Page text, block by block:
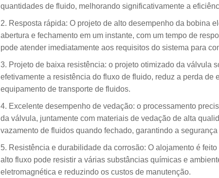
quantidades de fluido, melhorando significativamente a
2. Resposta rápida: O projeto de alto desempenho da bobina
abertura e fechamento em um instante, com um tempo de
pode atender imediatamente aos requisitos do sistema para
3. Projeto de baixa resistência: o projeto otimizado da válvula
efetivamente a resistência do fluxo de fluido, reduz a perda
equipamento de transporte de fluidos.
4. Excelente desempenho de vedação: o processamento
da válvula, juntamente com materiais de vedação de alta
vazamento de fluidos quando fechado, garantindo a
5. Resistência e durabilidade da corrosão: O alojamento é
alto fluxo pode resistir a várias substâncias químicas e
eletromagnética e reduzindo os custos de manutenção.